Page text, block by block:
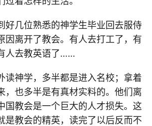
好几位熟悉的神学生毕业回去服侍
因离开了教会。有人去打工了，有
人去教英语了……
读神学，多半都是进入名校；拿着
，也多半是有真材实料的。他们离
国教会是一个巨大的人才损失。这
是教会的精英，读完了以后反而不